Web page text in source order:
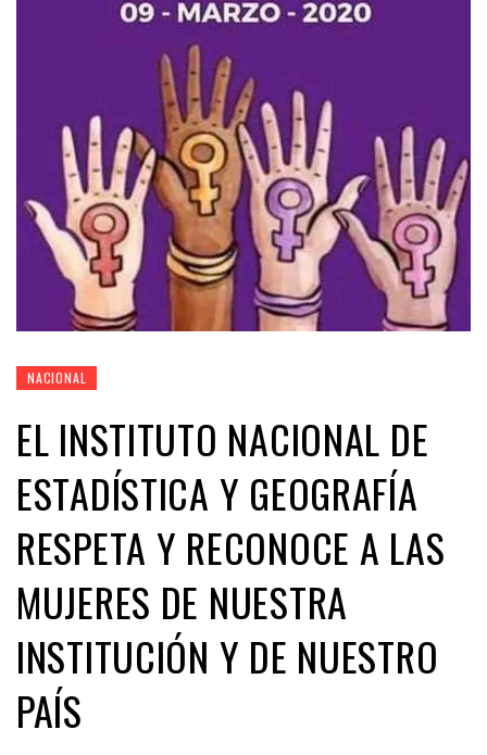
NACIONAL
EL INSTITUTO NACIONAL DE
ESTADÍSTICA Y GEOGRAFÍA
RESPETA Y RECONOCE A LAS
MUJERES DE NUESTRA
INSTITUCIÓN Y DE NUESTRO
PAÍS